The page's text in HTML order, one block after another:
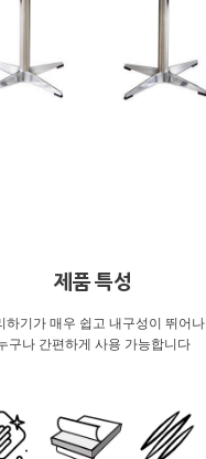
제품 특성
하기가 매우 쉽고 내구성이 뛰어나
구나 간편하게 사용 가능합니다